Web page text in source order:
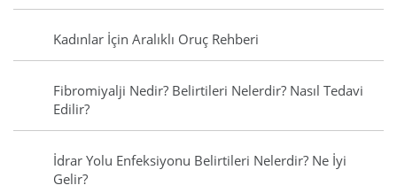
Kadınlar İçin Aralıklı Oruç Rehberi
Fibromiyalji Nedir? Belirtileri Nelerdir? Nasıl Tedavi
Edilir?
İdrar Yolu Enfeksiyonu Belirtileri Nelerdir? Ne İyi
Gelir?